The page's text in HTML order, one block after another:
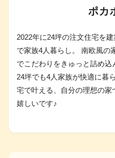
ポカ
2022年に24坪の注文住宅を
で家族4人暮らし。 南欧風の
でこだわりをきゅっと詰め込
24坪でも4人家族が快適に暮
宅で叶える、自分の理想の
嬉しいです♪